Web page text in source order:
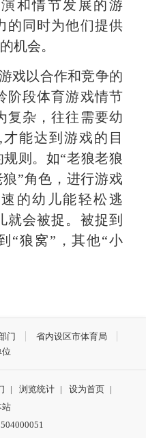
和情节发展的游
的同时为他们提供
机会。
以合作和竞争的
阶段体育游戏情节
复杂，往往需要幼
能达到游戏的目
则。如“老狼老狼
”角色，进行游戏
的幼儿能轻松逃
就会被捉。被捉到
“狼窝”，其他“小
门
省内设区市体育局
| 浏览统计 | 设为首页 |
站